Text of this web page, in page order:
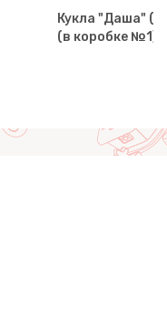
Кукла "Даша"
(в коробке №1)